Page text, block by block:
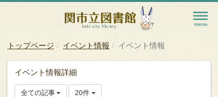
トップページ イベント情報 イベント情報
イベント情報詳細
全ての記事 20件